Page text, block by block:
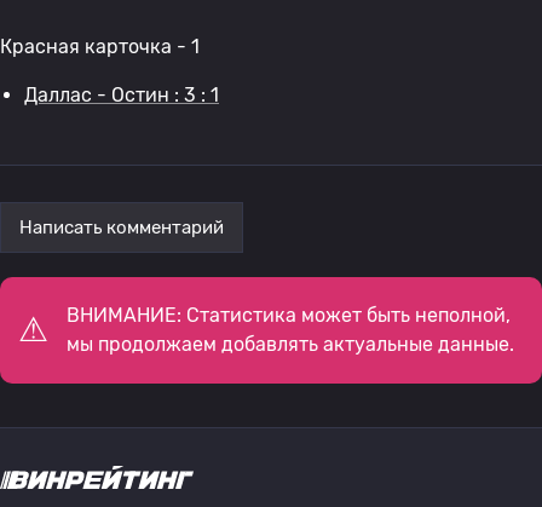
Красная карточка - 1
Даллас - Остин : 3 : 1
Написать комментарий
ВНИМАНИЕ: Статистика может быть неполной,
мы продолжаем добавлять актуальные данные.